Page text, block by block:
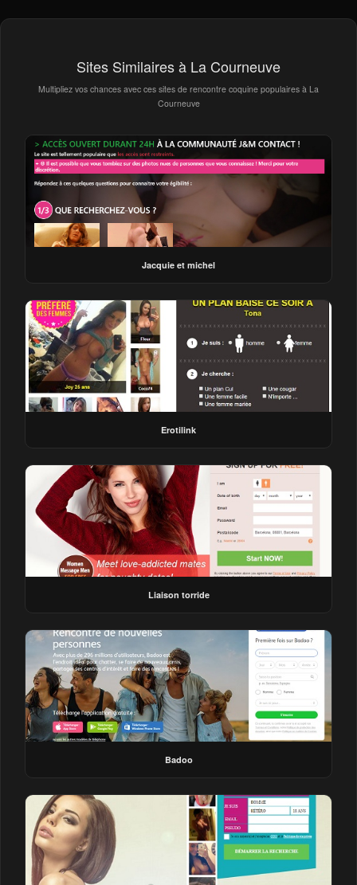
Sites Similaires à La Courneuve
Multipliez vos chances avec ces sites de rencontre coquine populaires à La
Courneuve
Jacquie et michel
Erotilink
Liaison torride
Badoo